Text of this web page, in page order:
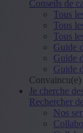
Conseils de
Tous
Tous
Tous
Guide
Guide
Guide
Je cherche
Rechercher
Nos